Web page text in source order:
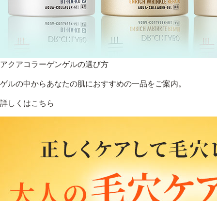
アクアコラーゲンゲルの選び方
ゲルの中からあなたの肌におすすめの一品をご案内。
詳しくはこちら